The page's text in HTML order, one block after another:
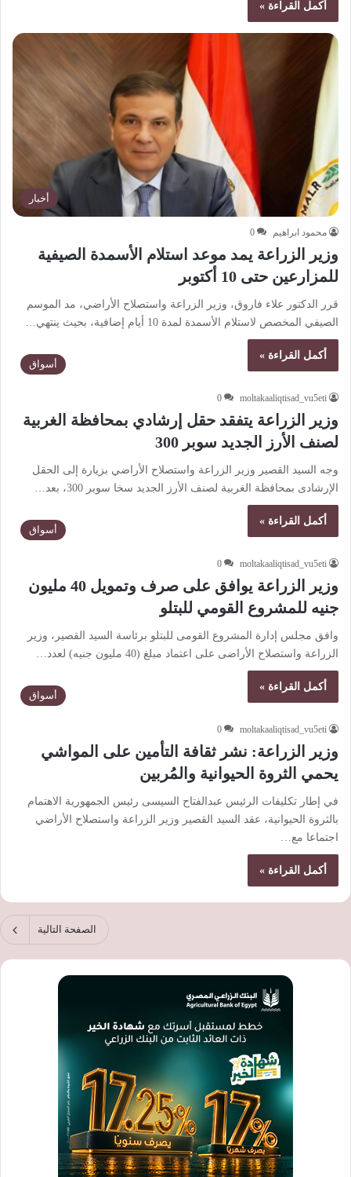
أكمل القراءة »
أخبار
محمود ابراهيم 0
وزير الزراعة يمد موعد استلام الأسمدة الصيفية
للمزارعين حتى 10 أكتوبر
قرر الدكتور علاء فاروق، وزير الزراعة واستصلاح الأراضي، مد الموسم
الصيفي المخصص لاستلام الأسمدة لمدة 10 أيام إضافية، بحيث ينتهي…
أكمل القراءة »
أسواق
moltakaaliqtisad_vu5eti
0
وزير الزراعة يتفقد حقل إرشادي بمحافظة الغربية
لصنف الأرز الجديد سوبر 300
وجه السيد القصير وزير الزراعة واستصلاح الأراضي بزيارة إلى الحقل
الإرشادى بمحافظة الغربية لصنف الأرز الجديد سخا سوبر 300، بعد…
أكمل القراءة »
أسواق
moltakaaliqtisad_vu5eti
0
وزير الزراعة يوافق على صرف وتمويل 40 مليون
جنيه للمشروع القومي للبتلو
وافق مجلس إدارة المشروع القومى للبتلو برئاسة السيد القصير، وزير
الزراعة واستصلاح الأراضى على اعتماد مبلغ (40 مليون جنيه) لعدد…
أكمل القراءة »
أسواق
moltakaaliqtisad_vu5eti
0
وزير الزراعة: نشر ثقافة التأمين على المواشي
يحمي الثروة الحيوانية والمُربين
في إطار تكليفات الرئيس عبدالفتاح السيسى رئيس الجمهورية الاهتمام
بالثروة الحيوانية، عقد السيد القصير وزير الزراعة واستصلاح الأراضي
اجتماعا مع…
أكمل القراءة »
الصفحة التالية